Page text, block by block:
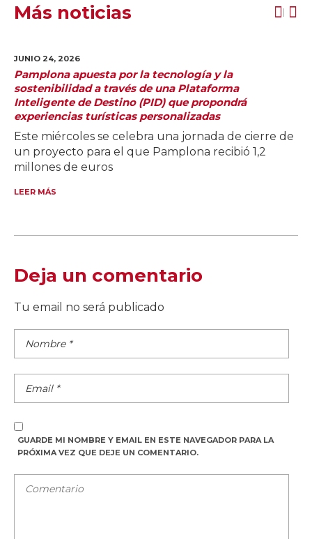
Más noticias
JUNIO 24, 2026
Pamplona apuesta por la tecnología y la
sostenibilidad a través de una Plataforma
Inteligente de Destino (PID) que propondrá
experiencias turísticas personalizadas
Este miércoles se celebra una jornada de cierre de
un proyecto para el que Pamplona recibió 1,2
millones de euros
LEER MÁS
Deja un comentario
Tu email no será publicado
GUARDE MI NOMBRE Y EMAIL EN ESTE NAVEGADOR PARA LA
PRÓXIMA VEZ QUE DEJE UN COMENTARIO.